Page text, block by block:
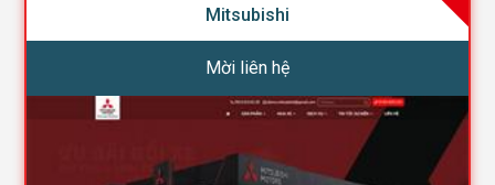
Mitsubishi
Mời liên hệ